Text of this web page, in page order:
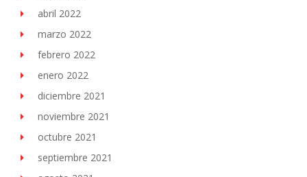
abril 2022
marzo 2022
febrero 2022
enero 2022
diciembre 2021
noviembre 2021
octubre 2021
septiembre 2021